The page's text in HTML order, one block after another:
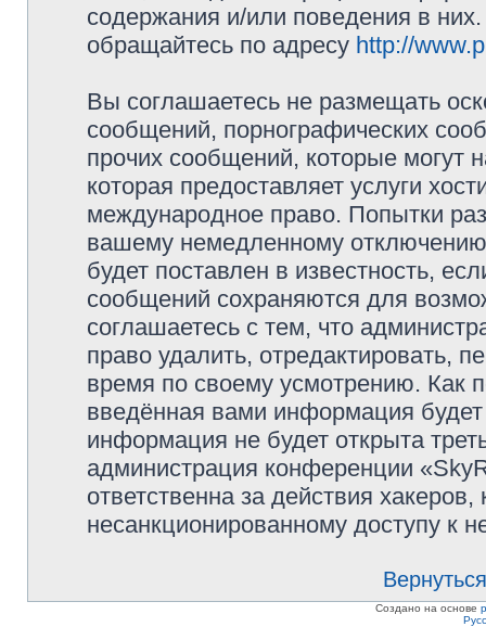
содержания и/или поведения в
обращайтесь по адресу http://
Вы соглашаетесь не размещать
сообщений, порнографических
прочих сообщений, которые могут
которая предоставляет услуги
международное право. Попытки
вашему немедленному
будет поставлен в известность,
сообщений сохраняются для
соглашаетесь с тем, что
право удалить, отредактировать,
время по своему усмотрению. Как
введённая вами информация
информация не будет открыта
администрация конференции
ответственна за действия
несанкционированному доступу к
Создано на основе